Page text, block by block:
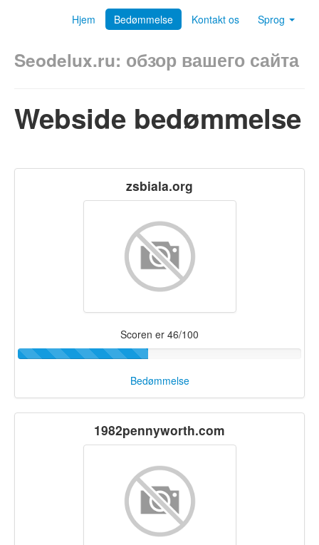
Hjem Bedømmelse Kontakt os Sprog
Seodelux.ru: обзор вашего сайта
Webside bedømmelse
zsbiala.org
Scoren er 46/100
Bedømmelse
1982pennyworth.com